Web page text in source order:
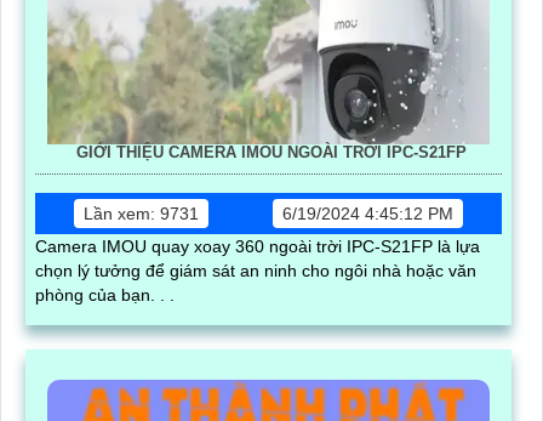
GIỚI THIỆU CAMERA IMOU NGOÀI TRỜI IPC-S21FP
Lần xem: 9731
6/19/2024 4:45:12 PM
Camera IMOU quay xoay 360 ngoài trời IPC-S21FP là lựa
chọn lý tưởng để giám sát an ninh cho ngôi nhà hoặc văn
phòng của bạn. . .